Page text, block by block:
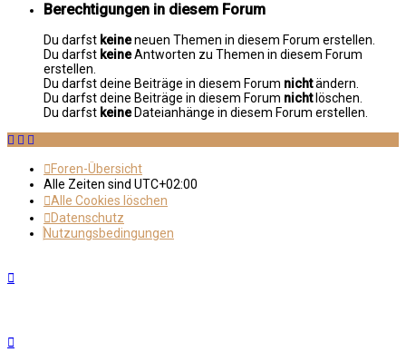
Berechtigungen in diesem Forum
Du darfst keineneuen Themen in diesem Forum erstellen.
Du darfst keineAntworten zu Themen in diesem Forum
erstellen.
Du darfst deine Beiträge in diesem Forum nichtändern.
Du darfst deine Beiträge in diesem Forum nichtlöschen.
Du darfst keineDateianhänge in diesem Forum erstellen.
Foren-Übersicht
Alle Zeiten sind UTC+02:00
Alle Cookies löschen
Datenschutz
Nutzungsbedingungen